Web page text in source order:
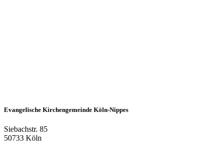
Evangelische Kirchengemeinde Köln-Nippes
Siebachstr. 85
50733 Köln